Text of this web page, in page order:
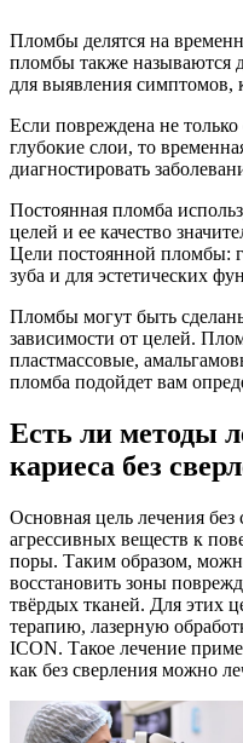
Пломбы делятся на
пломбы также называются
для выявления симптомов,
Если повреждена не только
глубокие слои, то
диагностировать
Постоянная пломба
целей и ее качество
Цели постоянной пломбы:
зуба и для эстетических
Пломбы могут быть
зависимости от целей.
пластмассовые,
пломба подойдет вам
Есть ли методы
кариеса без
Основная цель лечения
агрессивных веществ к
поры. Таким образом,
восстановить зоны
твёрдых тканей. Для этих
терапию, лазерную
ICON. Такое лечение
как без сверления можно